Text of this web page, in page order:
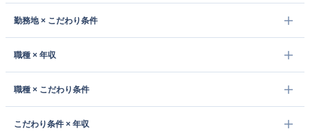
勤務地 × こだわり条件
職種 × 年収
職種 × こだわり条件
こだわり条件 × 年収